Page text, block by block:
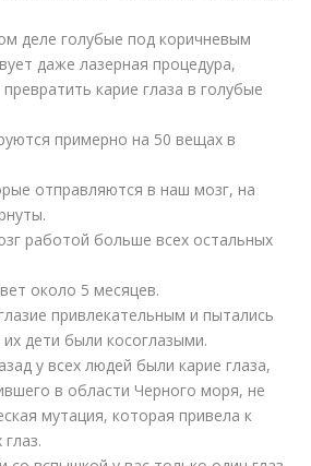
деле голубые под коричневым
даже лазерная процедура,
карие глаза в голубые
примерно на 50 вещах в
отправляются в наш мозг, на
работой больше всех остальных
около 5 месяцев.
привлекательным и пытались
дети были косоглазыми.
у всех людей были карие глаза,
в области Черного моря, не
мутация, которая привела к